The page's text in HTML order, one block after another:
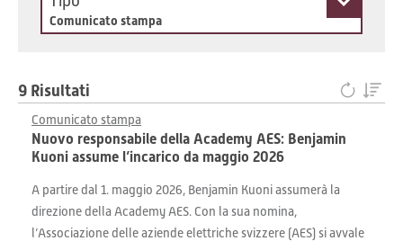
Comunicato stampa
9 Risultati
Comunicato stampa
Nuovo responsabile della Academy AES: Benjamin
Kuoni assume l’incarico da maggio 2026
A partire dal 1. maggio 2026, Benjamin Kuoni assumerà la
direzione della Academy AES. Con la sua nomina,
l’Associazione delle aziende elettriche svizzere (AES) si avvale